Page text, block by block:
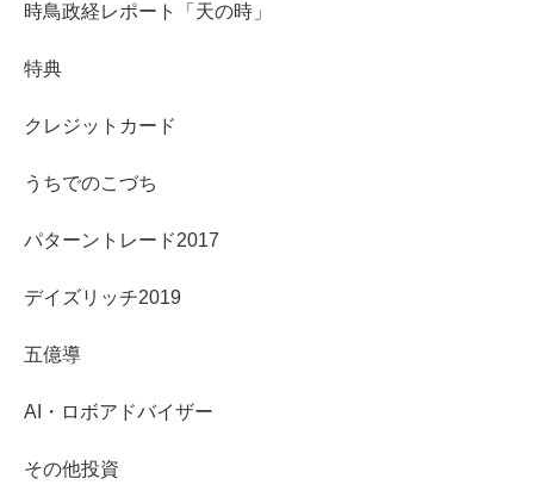
時鳥政経レポート「天の時」
特典
クレジットカード
うちでのこづち
パターントレード2017
デイズリッチ2019
五億導
AI・ロボアドバイザー
その他投資